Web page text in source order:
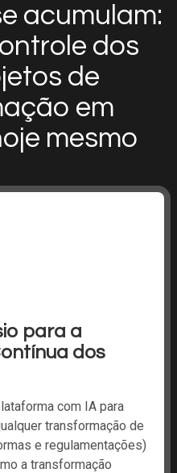
acumulam:
dos
de
em
mesmo
para a
dos
com IA para
transformação de
e regulamentações)
a transformação